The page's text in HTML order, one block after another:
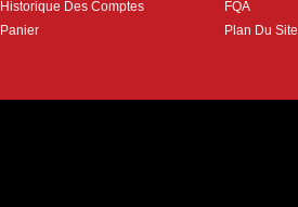
Historique Des Comptes
Panier
FQA
Plan Du Site